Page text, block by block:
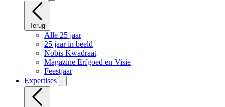
Terug
Alle 25 jaar
25 jaar in beeld
Nobis Kwadraat
Magazine Erfgoed en Visie
Feestjaar
Expertises